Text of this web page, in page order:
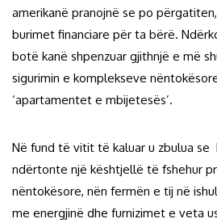
amerikanë pranojnë se po
burimet financiare për ta bërë.
botë kanë shpenzuar gjithnjë e më
sigurimin e komplekseve
‘apartamentet e mbijetesës’.
Në fund të vitit të kaluar u zbulua
ndërtonte një kështjellë të fshehur
nëntokësore, nën fermën e tij në
me energjinë dhe furnizimet e veta